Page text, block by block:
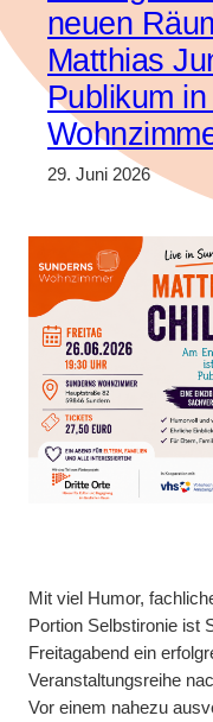
neuen
Matthias
Publikum
29. Juni 2026
Mit viel Humor,
Portion Selbstironie ist
Freitagabend ein
Veranstaltungsreihe
Vor einem nahezu